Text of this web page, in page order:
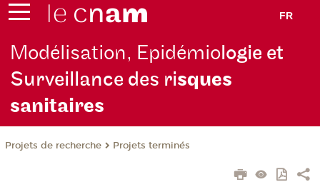
FR
Modélisation, Epidémiologie et
Surveillance des risques
sanitaires
Projets de recherche Projets terminés